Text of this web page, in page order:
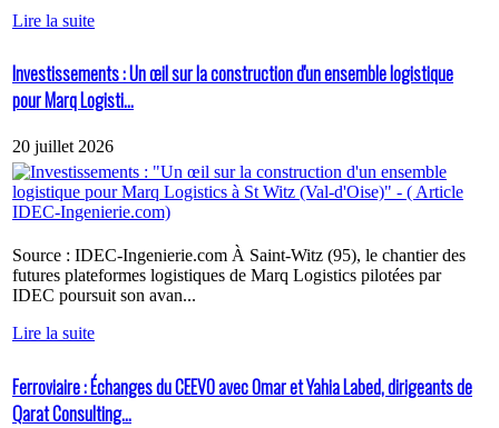
Lire la suite
Investissements : Un œil sur la construction d'un ensemble logistique
pour Marq Logisti...
20 juillet 2026
Source : IDEC-Ingenierie.com À Saint-Witz (95), le chantier des
futures plateformes logistiques de Marq Logistics pilotées par
IDEC poursuit son avan...
Lire la suite
Ferroviaire : Échanges du CEEVO avec Omar et Yahia Labed, dirigeants de
Qarat Consulting...